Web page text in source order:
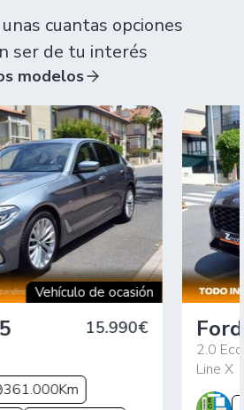
cuantas opciones
ser de tu interés
modelos
Vehículo de ocasión
15.990€
361.000Km
2.0
Line X